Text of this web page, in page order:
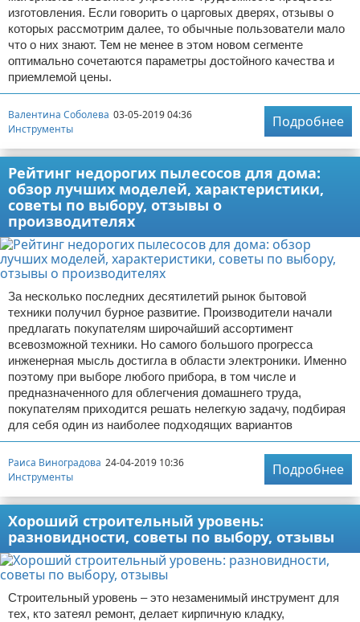
изготовления. Если говорить о царговых дверях, отзывы о
которых рассмотрим далее, то обычные пользователи мало
что о них знают. Тем не менее в этом новом сегменте
оптимально сочетаются параметры достойного качества и
приемлемой цены.
Валентина Соболева 03-05-2019 04:36
Инструменты
Подробнее
Рейтинг недорогих пылесосов для дома:
обзор лучших моделей, характеристики,
советы по выбору, отзывы о
производителях
За несколько последних десятилетий рынок бытовой
техники получил бурное развитие. Производители начали
предлагать покупателям широчайший ассортимент
всевозможной техники. Но самого большого прогресса
инженерная мысль достигла в области электроники. Именно
поэтому при выборе любого прибора, в том числе и
предназначенного для облегчения домашнего труда,
покупателям приходится решать нелегкую задачу, подбирая
для себя один из наиболее подходящих вариантов
Раиса Виноградова 24-04-2019 10:36
Инструменты
Подробнее
Хороший строительный уровень:
разновидности, советы по выбору, отзывы
Строительный уровень – это незаменимый инструмент для
тех, кто затеял ремонт, делает кирпичную кладку,